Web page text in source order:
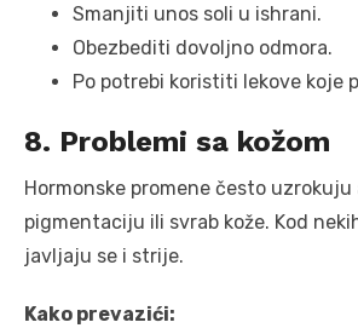
Smanjiti unos soli u ishrani.
Obezbediti dovoljno odmora.
Po potrebi koristiti lekove koje
8. Problemi sa kožom
Hormonske promene često uzrokuju
pigmentaciju ili svrab kože. Kod
javljaju se i strije.
Kako prevazići: